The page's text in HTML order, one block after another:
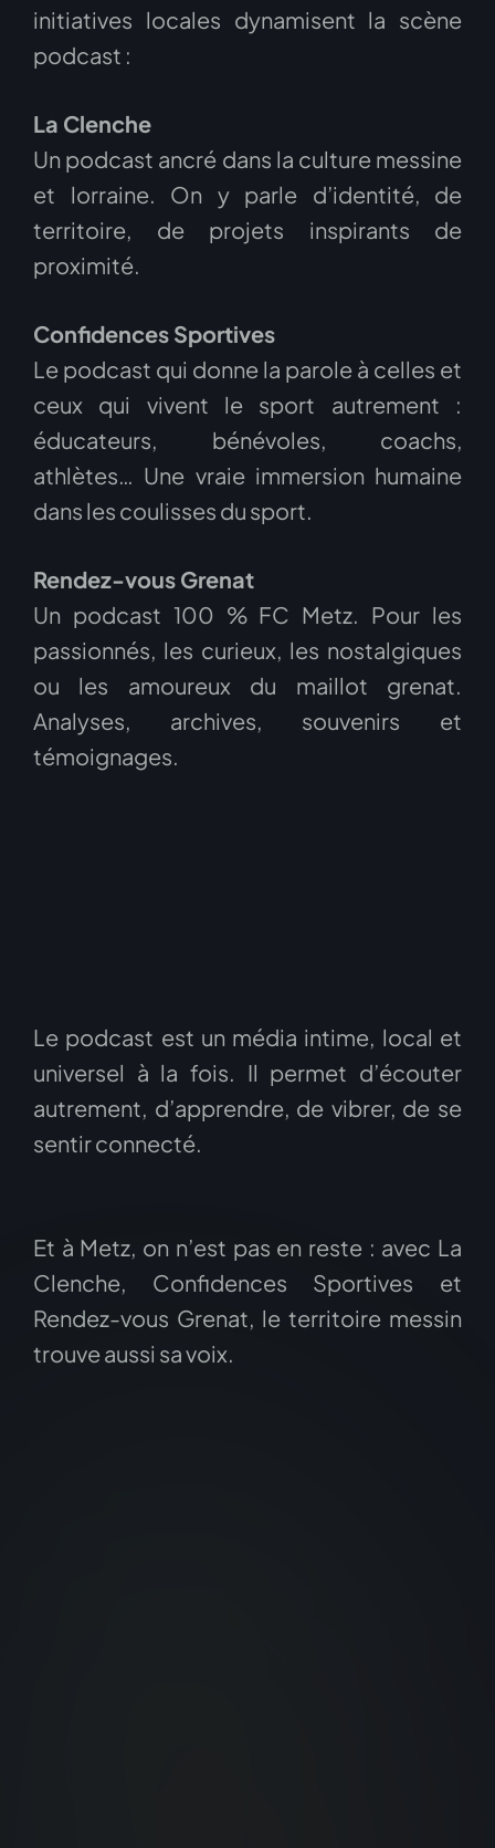
initiatives locales dynamisent la scène
podcast :
La Clenche
Un podcast ancré dans la culture messine
et lorraine. On y parle d’identité, de
territoire, de projets inspirants de
proximité.
Confidences Sportives
Le podcast qui donne la parole à celles et
ceux qui vivent le sport autrement :
éducateurs, bénévoles, coachs,
athlètes… Une vraie immersion humaine
dans les coulisses du sport.
Rendez-vous Grenat
Un podcast 100 % FC Metz. Pour les
passionnés, les curieux, les nostalgiques
ou les amoureux du maillot grenat.
Analyses, archives, souvenirs et
témoignages.
Le podcast est un média intime, local et
universel à la fois. Il permet d’écouter
autrement, d’apprendre, de vibrer, de se
sentir connecté.
Et à Metz, on n’est pas en reste : avec La
Clenche, Confidences Sportives et
Rendez-vous Grenat, le territoire messin
trouve aussi sa voix.